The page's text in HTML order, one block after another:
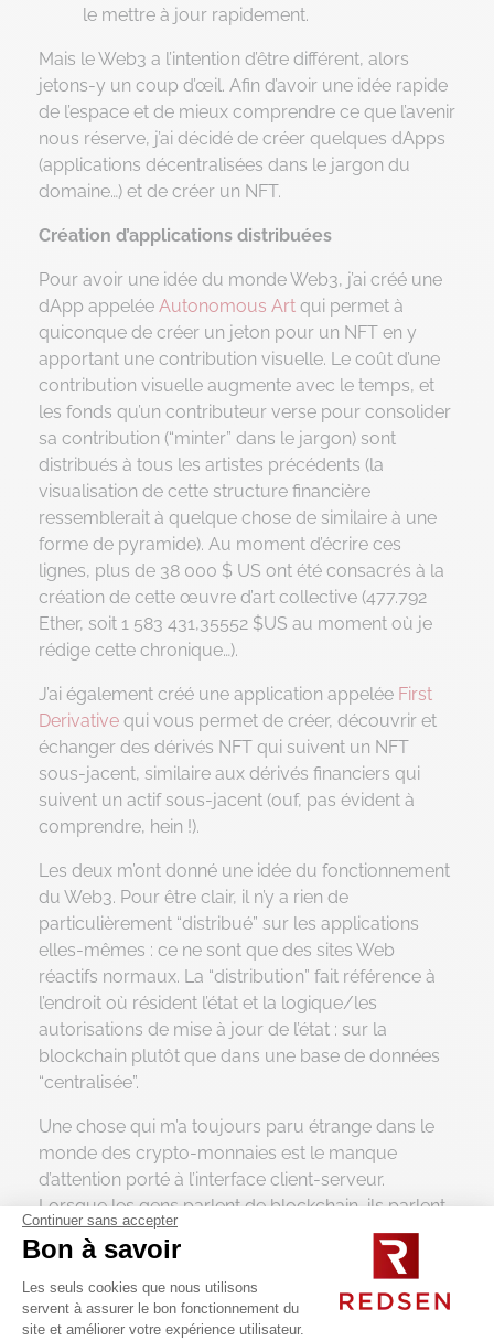
le mettre à jour rapidement.
Mais le Web3 a l’intention d’être différent, alors
jetons-y un coup d’œil. Afin d’avoir une idée rapide
de l’espace et de mieux comprendre ce que l’avenir
nous réserve, j’ai décidé de créer quelques dApps
(applications décentralisées dans le jargon du
domaine…) et de créer un NFT.
Création d’applications distribuées
Pour avoir une idée du monde Web3, j’ai créé une
dApp appelée Autonomous Art qui permet à
quiconque de créer un jeton pour un NFT en y
apportant une contribution visuelle. Le coût d’une
contribution visuelle augmente avec le temps, et
les fonds qu’un contributeur verse pour consolider
sa contribution (“minter” dans le jargon) sont
distribués à tous les artistes précédents (la
visualisation de cette structure financière
ressemblerait à quelque chose de similaire à une
forme de pyramide). Au moment d’écrire ces
lignes, plus de 38 000 $ US ont été consacrés à la
création de cette œuvre d’art collective (477.792
Ether, soit 1 583 431,35552 $US au moment où je
rédige cette chronique…).
J’ai également créé une application appelée First
Derivative qui vous permet de créer, découvrir et
échanger des dérivés NFT qui suivent un NFT
sous-jacent, similaire aux dérivés financiers qui
suivent un actif sous-jacent (ouf, pas évident à
comprendre, hein !).
Les deux m’ont donné une idée du fonctionnement
du Web3. Pour être clair, il n’y a rien de
particulièrement “distribué” sur les applications
elles-mêmes : ce ne sont que des sites Web
réactifs normaux. La “distribution” fait référence à
l’endroit où résident l’état et la logique/les
autorisations de mise à jour de l’état : sur la
blockchain plutôt que dans une base de données
“centralisée”.
Une chose qui m’a toujours paru étrange dans le
monde des crypto-monnaies est le manque
d’attention porté à l’interface client-serveur.
Lorsque les gens parlent de blockchain, ils parlent
de confiance distribuée, de consensus sans leader
et de tous les mécanismes de fonctionnement,
mais passent souvent sous silence le fait que les
clients ne peuvent finalement pas
participer à ces
Continuer sans accepter
Bon à savoir
Les seuls cookies que nous utilisons
servent à assurer le bon fonctionnement du
site et améliorer votre expérience utilisateur.